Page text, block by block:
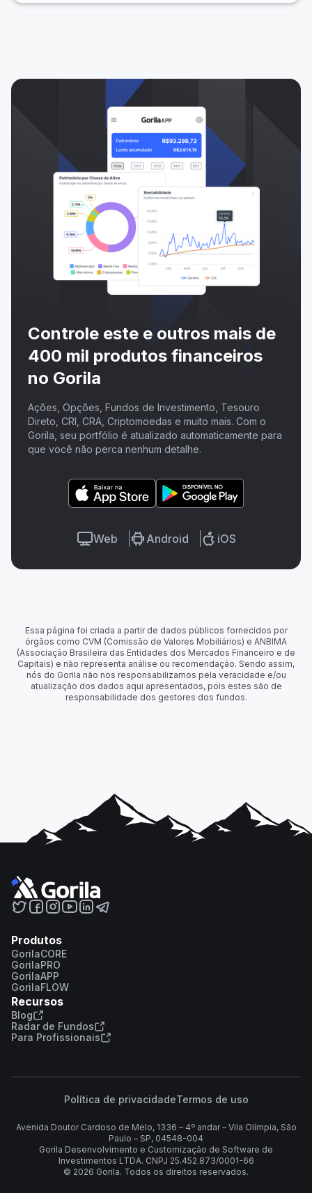
Controle este e outros mais de
400 mil produtos financeiros
no Gorila
Ações, Opções, Fundos de Investimento, Tesouro
Direto, CRI, CRA, Criptomoedas e muito mais. Com o
Gorila, seu portfólio é atualizado automaticamente para
que você não perca nenhum detalhe.
Web Android iOS
Essa página foi criada a partir de dados públicos fornecidos por
órgãos como CVM (Comissão de Valores Mobiliários) e ANBIMA
(Associação Brasileira das Entidades dos Mercados Financeiro e de
Capitais) e não representa análise ou recomendação. Sendo assim,
nós do Gorila não nos responsabilizamos pela veracidade e/ou
atualização dos dados aqui apresentados, pois estes são de
responsabilidade dos gestores dos fundos.
Produtos
GorilaCORE
GorilaPRO
GorilaAPP
GorilaFLOW
Recursos
Blog
Radar de Fundos
Para Profissionais
Política de privacidadeTermos de uso
Avenida Doutor Cardoso de Melo, 1336 – 4º andar – Vila Olímpia, São
Paulo – SP, 04548-004
Gorila Desenvolvimento e Customização de Software de
Investimentos LTDA. CNPJ 25.452.873/0001-66
© 2026 Gorila. Todos os direitos reservados.